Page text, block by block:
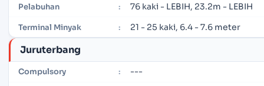
Pelabuhan : 76 kaki - LEBIH, 23.2m - LEBIH
Terminal Minyak : 21 - 25 kaki, 6.4 - 7.6 meter
Juruterbang
Compulsory : ---